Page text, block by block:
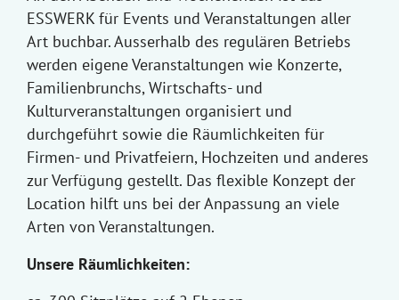
ESSWERK für Events und Veranstaltungen aller
Art buchbar. Ausserhalb des regulären Betriebs
werden eigene Veranstaltungen wie Konzerte,
Familienbrunchs, Wirtschafts- und
Kulturveranstaltungen organisiert und
durchgeführt sowie die Räumlichkeiten für
Firmen- und Privatfeiern, Hochzeiten und anderes
zur Verfügung gestellt. Das flexible Konzept der
Location hilft uns bei der Anpassung an viele
Arten von Veranstaltungen.
Unsere Räumlichkeiten: